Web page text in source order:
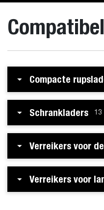
Compacte
Schrankladers 13
Verreikers voor
Verreikers voor